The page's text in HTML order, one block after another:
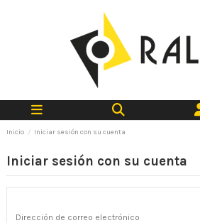
Inicio Iniciar sesión con su cuenta
Iniciar sesión con su cuenta
Dirección de correo electrónico